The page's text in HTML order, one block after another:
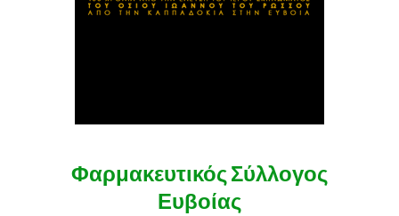
Φαρμακευτικός Σύλλογος
Ευβοίας